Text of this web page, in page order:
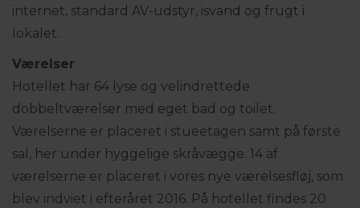
internet, standard AV-udstyr, isvand og frugt i
lokalet.
Værelser
Hotellet har 64 lyse og velindrettede
dobbeltværelser med eget bad og toilet.
Værelserne er placeret i stueetagen samt på første
sal, her under hyggelige skråvægge. 14 af
værelserne er placeret i vores nye værelsesfløj, som
blev indviet i efteråret 2016. På hotellet findes 20